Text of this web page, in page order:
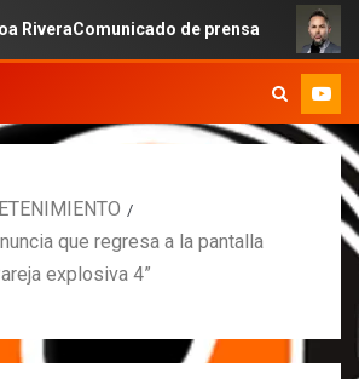
de prensa MARCOS
que regresa a la pantalla
explosiva 4”